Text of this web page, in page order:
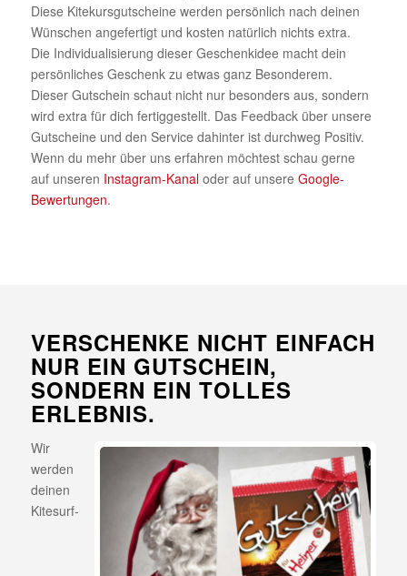
Diese Kitekursgutscheine werden persönlich nach deinen
Wünschen angefertigt und kosten natürlich nichts extra.
Die Individualisierung dieser Geschenkidee macht dein
persönliches Geschenk zu etwas ganz Besonderem.
Dieser Gutschein schaut nicht nur besonders aus, sondern
wird extra für dich fertiggestellt. Das Feedback über unsere
Gutscheine und den Service dahinter ist durchweg Positiv.
Wenn du mehr über uns erfahren möchtest schau gerne
auf unseren Instagram-Kanaloder auf unsere Google-
Bewertungen.
VERSCHENKE NICHT EINFACH
NUR EIN GUTSCHEIN,
SONDERN EIN TOLLES
ERLEBNIS.
Wir
werden
deinen
Kitesurf-